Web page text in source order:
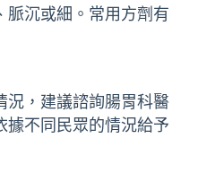
脈沉或細。常用方劑有
況，建議諮詢腸胃科醫
據不同民眾的情況給予